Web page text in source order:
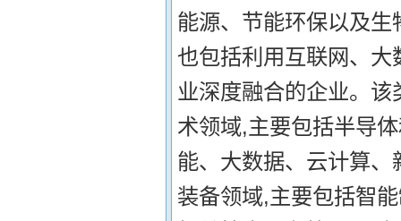
能源、节能环保以及
也包括利用互联网、
业深度融合的企业。
术领域,主要包括半导
能、大数据、云计算
装备领域,主要包括智